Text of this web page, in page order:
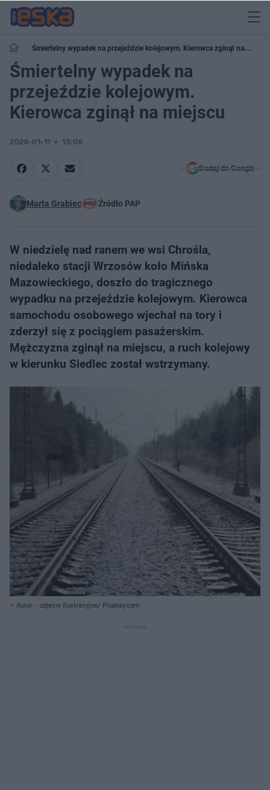
Śmiertelny wypadek na przejeździe kolejowym. Kierowca zginął na
miejscu
Śmiertelny wypadek na
przejeździe kolejowym.
Kierowca zginął na miejscu
2026-01-11 13:06
Dodaj do Google
Marta Grabiec Źródło PAP
W niedzielę nad ranem we wsi Chrośla,
niedaleko stacji Wrzosów koło Mińska
Mazowieckiego, doszło do tragicznego
wypadku na przejeździe kolejowym. Kierowca
samochodu osobowego wjechał na tory i
zderzył się z pociągiem pasażerskim.
Mężczyzna zginął na miejscu, a ruch kolejowy
w kierunku Siedlec został wstrzymany.
Autor: - zdjęcie ilustracyjne/ Pixabay.com